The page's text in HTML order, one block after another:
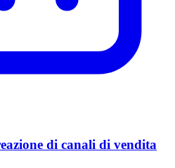
di canali di vendita